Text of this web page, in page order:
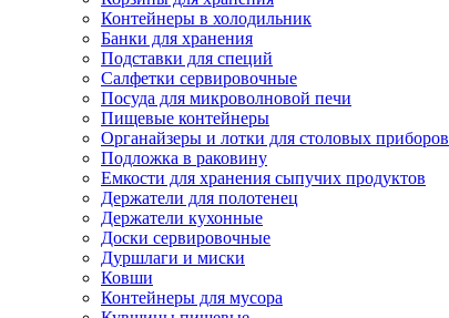
Контейнеры в холодильник
Банки для хранения
Подставки для специй
Салфетки сервировочные
Посуда для микроволновой печи
Пищевые контейнеры
Органайзеры и лотки для столовых приборов
Подложка в раковину
Емкости для хранения сыпучих продуктов
Держатели для полотенец
Держатели кухонные
Доски сервировочные
Дуршлаги и миски
Ковши
Контейнеры для мусора